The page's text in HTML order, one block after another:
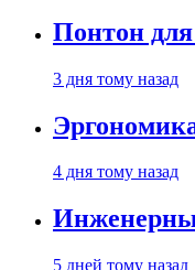
Понтон
3 дня тому назад
4 дня тому назад
5 дней тому назад